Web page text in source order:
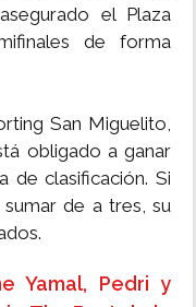
el Plaza
de forma
San Miguelito,
obligado a ganar
de clasificación. Si
de a tres, su
Yamal, Pedri y